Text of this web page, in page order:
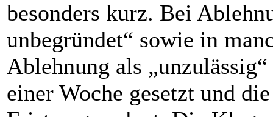
besonders kurz. Bei
unbegründet“ sowie in
Ablehnung als
einer Woche gesetzt und